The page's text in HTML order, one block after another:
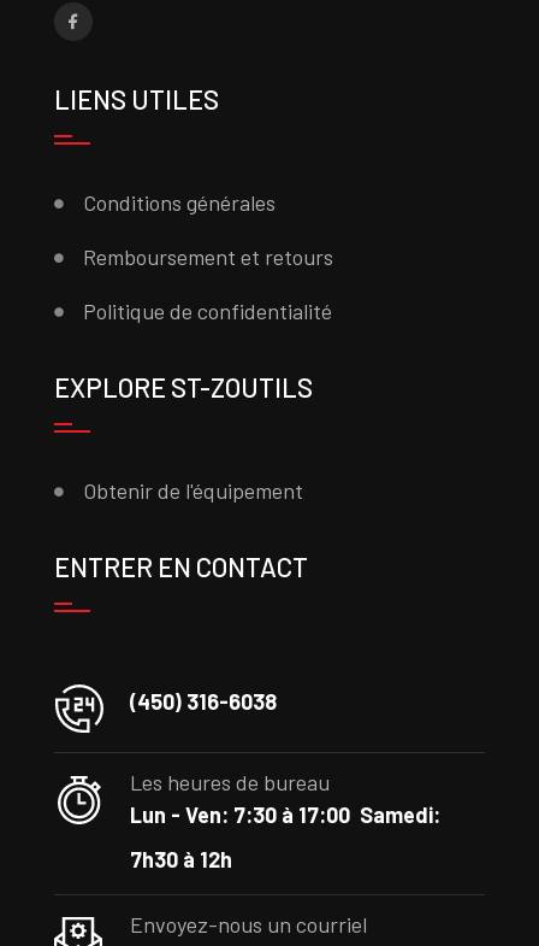
LIENS UTILES
Conditions générales
Remboursement et retours
Politique de confidentialité
EXPLORE ST-ZOUTILS
Obtenir de l'équipement
ENTRER EN CONTACT
(450) 316-6038
Les heures de bureau
Lun - Ven: 7:30 à 17:00 Samedi:
7h30 à 12h
Envoyez-nous un courriel